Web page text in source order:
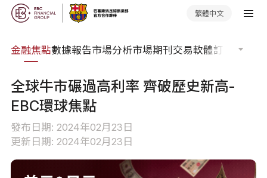
繁體中文
金融焦點數據報告市場分析市場期刊交易軟體訂單流
全球牛市碾過高利率 齊破歷史新高-
EBC環球焦點
發布日期: 2024年02月23日
更新日期: 2024年02月23日